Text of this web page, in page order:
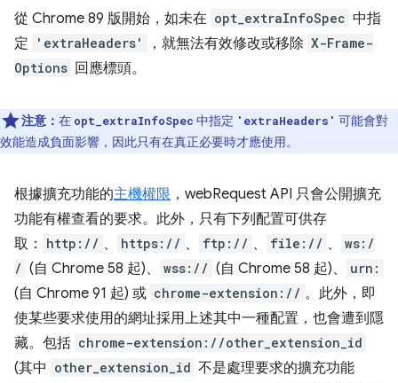
從 Chrome 89 版開始，如未在 opt_extraInfoSpec 中指
定
'extraHeaders' ，就無法有效修改或移除 X-Frame-
Options 回應標頭。
注意： 在 opt_extraInfoSpec 中指定 'extraHeaders' 可能會對
效能造成負面影響，因此只有在真正必要時才應使用。
根據擴充功能的主機權限 ，webRequest API 只會公開擴充
功能有權查看的要求。此外，只有下列配置可供存
取：
http:// 、 https:// 、 ftp:// 、 file:// 、
ws:/
/ (自 Chrome 58 起)、 wss:// (自 Chrome 58 起)、 urn:
(自 Chrome 91 起) 或 chrome-extension:// 。此外，即
使某些要求使用的網址採用上述其中一種配置，也會遭到隱
藏。包括 chrome-extension://other_extension_id
(其中 other_extension_id 不是處理要求的擴充功能